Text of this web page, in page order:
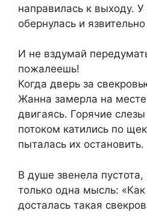
направилась к выходу.
обернулась и
И не вздумай
пожалеешь!
Когда дверь за
Жанна замерла на
двигаясь. Горячие
потоком катились по
пыталась их остановить.
В душе звенела пустота,
только одна мысль:
досталась такая